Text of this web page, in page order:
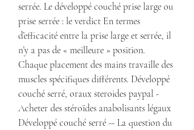
serrée. Le développé couché prise large ou
prise serrée : le verdict En termes
d’efficacité entre la prise large et serrée, il
n’y a pas de « meilleure » position.
Chaque placement des mains travaille des
muscles spécifiques différents. Développé
couché serré, oraux steroides paypal -
Acheter des stéroïdes anabolisants légaux
Développé couché serré -- La question du